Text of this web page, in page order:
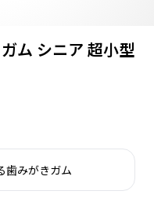
ム シニア 超小型
歯みがきガム